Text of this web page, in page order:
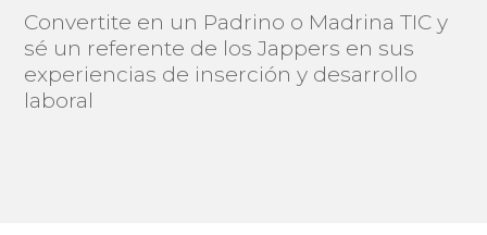
Convertite en un Padrino o Madrina TIC y
sé un referente de los Jappers en sus
experiencias de inserción y desarrollo
laboral